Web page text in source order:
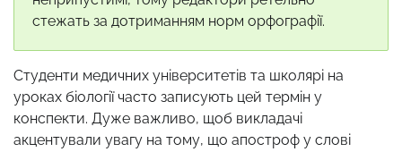
стежать за дотриманням норм орфографії.
Студенти медичних університетів та школярі на
уроках біології часто записують цей термін у
конспекти. Дуже важливо, щоб викладачі
акцентували увагу на тому, що апостроф у слові